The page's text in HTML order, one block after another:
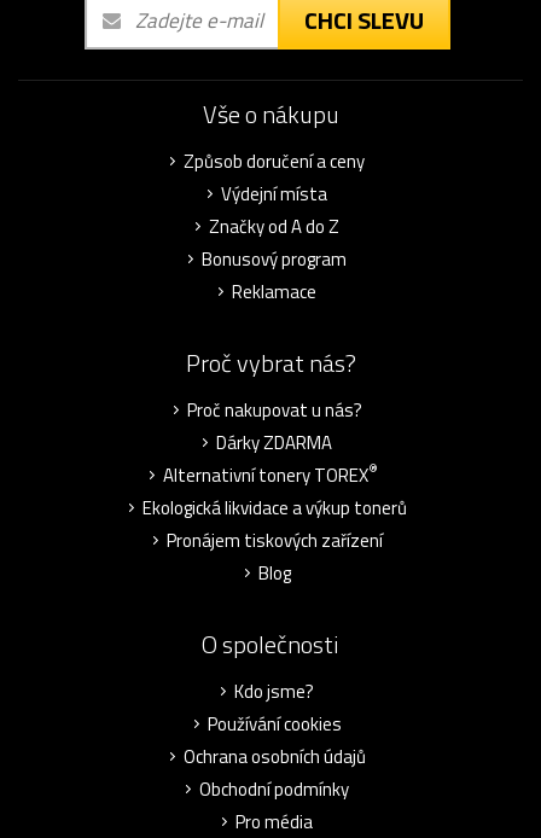
CHCI SLEVU
Vše o nákupu
Způsob doručení a ceny
Výdejní místa
Značky od A do Z
Bonusový program
Reklamace
Proč vybrat nás?
Proč nakupovat u nás?
Dárky ZDARMA
Alternativní tonery TOREX®
Ekologická likvidace a výkup tonerů
Pronájem tiskových zařízení
Blog
O společnosti
Kdo jsme?
Používání cookies
Ochrana osobních údajů
Obchodní podmínky
Pro média